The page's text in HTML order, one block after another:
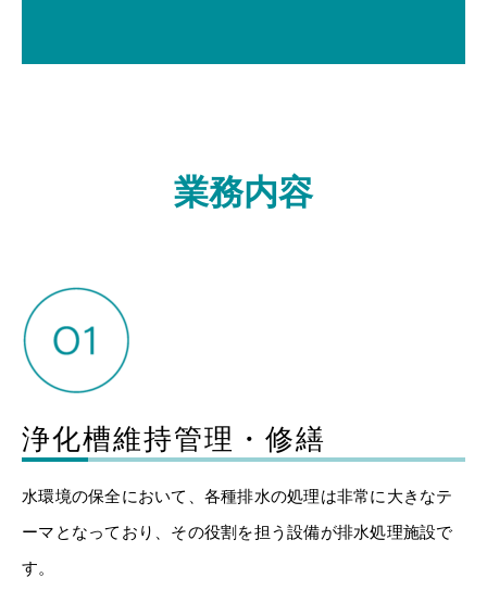
業務内容
浄化槽維持管理・修繕
水環境の保全において、各種排水の処理は非常に大きなテ
ーマとなっており、その役割を担う設備が排水処理施設で
す。